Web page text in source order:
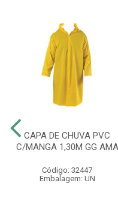
CAPA DE CHUVA PVC
C/MANGA 1,30M GG AMA
Código: 32447
Embalagem: UN